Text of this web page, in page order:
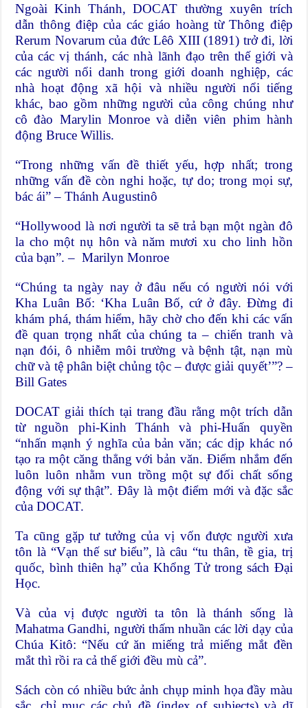
Ngoài Kinh Thánh, DOCAT thường xuyên trích
dẫn thông điệp của các giáo hoàng từ Thông điệp
Rerum Novarum của đức Lêô XIII (1891) trở đi, lời
của các vị thánh, các nhà lãnh đạo trên thế giới và
các người nổi danh trong giới doanh nghiệp, các
nhà hoạt động xã hội và nhiều người nổi tiếng
khác, bao gồm những người của công chúng như
cô đào Marylin Monroe và diễn viên phim hành
động Bruce Willis.
“Trong những vấn đề thiết yếu, hợp nhất; trong
những vấn đề còn nghi hoặc, tự do; trong mọi sự,
bác ái” – Thánh Augustinô
“Hollywood là nơi người ta sẽ trả bạn một ngàn đô
la cho một nụ hôn và năm mươi xu cho linh hồn
của bạn”. – Marilyn Monroe
“Chúng ta ngày nay ở đâu nếu có người nói với
Kha Luân Bố: ‘Kha Luân Bố, cứ ở đây. Đừng đi
khám phá, thám hiểm, hãy chờ cho đến khi các vấn
đề quan trọng nhất của chúng ta – chiến tranh và
nạn đói, ô nhiễm môi trường và bệnh tật, nạn mù
chữ và tệ phân biệt chủng tộc – được giải quyết’”? –
Bill Gates
DOCAT giải thích tại trang đầu rằng một trích dẫn
từ nguồn phi-Kinh Thánh và phi-Huấn quyền
“nhấn mạnh ý nghĩa của bản văn; các dịp khác nó
tạo ra một căng thẳng với bản văn. Điểm nhắm đến
luôn luôn nhằm vun trồng một sự đối chất sống
động với sự thật”. Đây là một điểm mới và đặc sắc
của DOCAT.
Ta cũng gặp tư tưởng của vị vốn được người xưa
tôn là “Vạn thế sư biểu”, là câu “tu thân, tề gia, trị
quốc, bình thiên hạ” của Khổng Tử trong sách Đại
Học.
Và của vị được người ta tôn là thánh sống là
Mahatma Gandhi, người thấm nhuần các lời dạy của
Chúa Kitô: “Nếu cứ ăn miếng trả miếng mắt đền
mắt thì rồi ra cả thế giới đều mù cả”.
Sách còn có nhiều bức ảnh chụp minh họa đầy màu